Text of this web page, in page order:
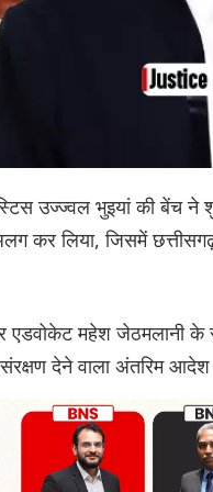
उज्ज्वल भुइयां की बेंच ने
कर लिया, जिसमें
महेश जेठमलानी के
देने वाला अंतरिम आदेश